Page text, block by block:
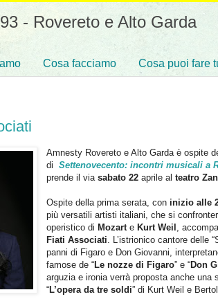
- Rovereto e Alto Garda
Cosa facciamo Cosa puoi fare
Amnesty Rovereto e Alto Garda è ospite
diSettenovecento: incontri musicali a
prende il viasabato 22 aprile alteatro
Ospite della prima serata, con inizio alle
più versatili artisti italiani, che si
operistico di Mozart e Kurt Weil ,
Fiati Associati
L’istrionico cantore delle
panni di Figaro e Don Giovanni,
famose de “Le nozze di Figaro” e “Don
arguzia e ironia verrà proposta anche una
“L’opera da tre soldi” di Kurt Weil e